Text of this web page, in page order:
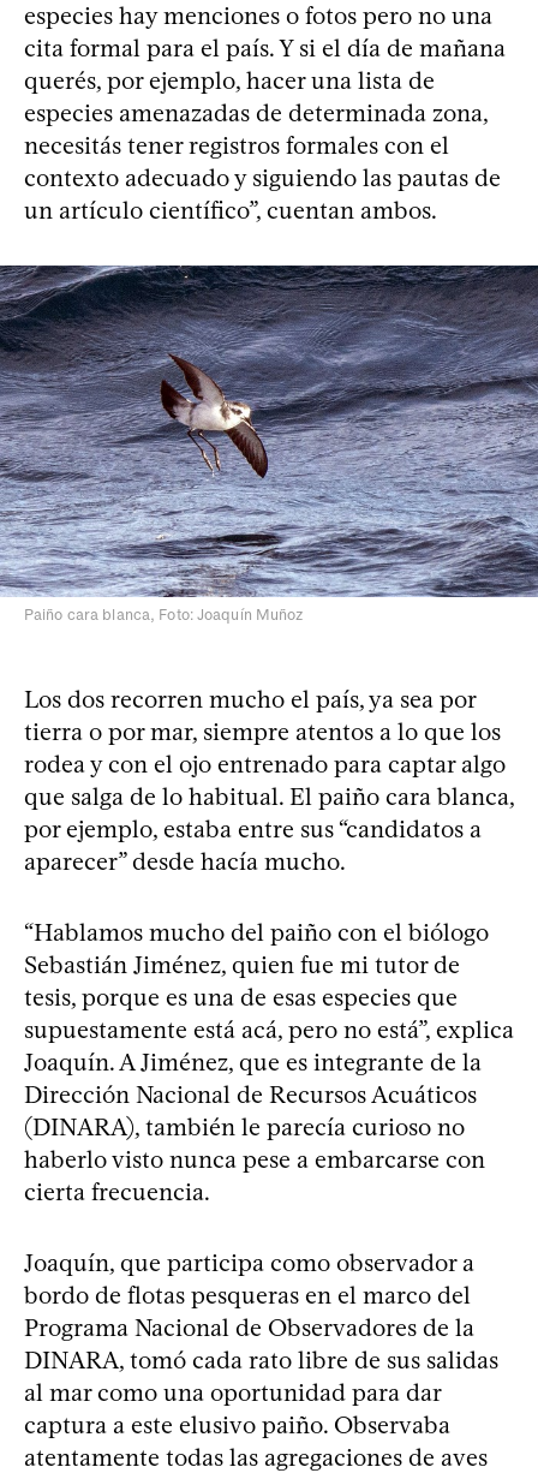
especies hay menciones o fotos pero no una
cita formal para el país. Y si el día de mañana
querés, por ejemplo, hacer una lista de
especies amenazadas de determinada zona,
necesitás tener registros formales con el
contexto adecuado y siguiendo las pautas de
un artículo científico”, cuentan ambos.
Paiño cara blanca, Foto: Joaquín Muñoz
Los dos recorren mucho el país, ya sea por
tierra o por mar, siempre atentos a lo que los
rodea y con el ojo entrenado para captar algo
que salga de lo habitual. El paiño cara blanca,
por ejemplo, estaba entre sus “candidatos a
aparecer” desde hacía mucho.
“Hablamos mucho del paiño con el biólogo
Sebastián Jiménez, quien fue mi tutor de
tesis, porque es una de esas especies que
supuestamente está acá, pero no está”, explica
Joaquín. A Jiménez, que es integrante de la
Dirección Nacional de Recursos Acuáticos
(DINARA), también le parecía curioso no
haberlo visto nunca pese a embarcarse con
cierta frecuencia.
Joaquín, que participa como observador a
bordo de flotas pesqueras en el marco del
Programa Nacional de Observadores de la
DINARA, tomó cada rato libre de sus salidas
al mar como una oportunidad para dar
captura a este elusivo paiño. Observaba
atentamente todas las agregaciones de aves